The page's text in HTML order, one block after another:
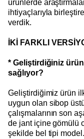
ürünlerde
ihtiyaçlarıyla
verdik.
İKİ FARKLI
* Geliştirdiğiniz
sağlıyor?
Geliştirdiğimiz ürün
uygun olan sibop
çalışmalarının son
de jant içine gömülü
şekilde bel tipi model.